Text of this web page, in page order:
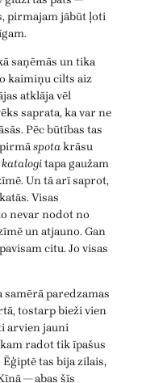
pirmajam jābūt ļoti
saņēmās un tika
kaimiņu cilts aiz
atklāja vēl
saprata, ka var ne
Pēc būtības tas
spotakrāsu
katalogitapa gaužam
Un tā arī saprot,
Visas
nevar nodot no
un atjauno. Gan
citu. Jo visas
paredzamas
tostarp bieži vien
arvien jauni
radot tik īpašus
tas bija zilais,
— abas šīs